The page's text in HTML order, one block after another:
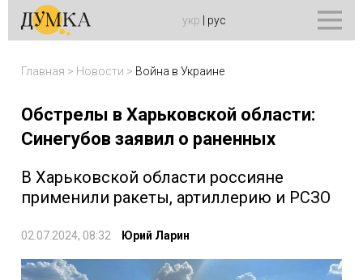
укр рус
Главная > Новости > Война в Украине
Обстрелы в Харьковской области:
Синегубов заявил о раненных
В Харьковской области россияне
применили ракеты, артиллерию и РСЗО
02.07.2024, 08:32 Юрий Ларин